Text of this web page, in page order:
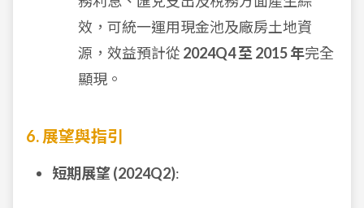
效，可統一運用現金池及廠房土地資
源，效益預計從 2024Q4 至 2015 年完全
顯現。
6. 展望與指引
短期展望 (2024Q2):